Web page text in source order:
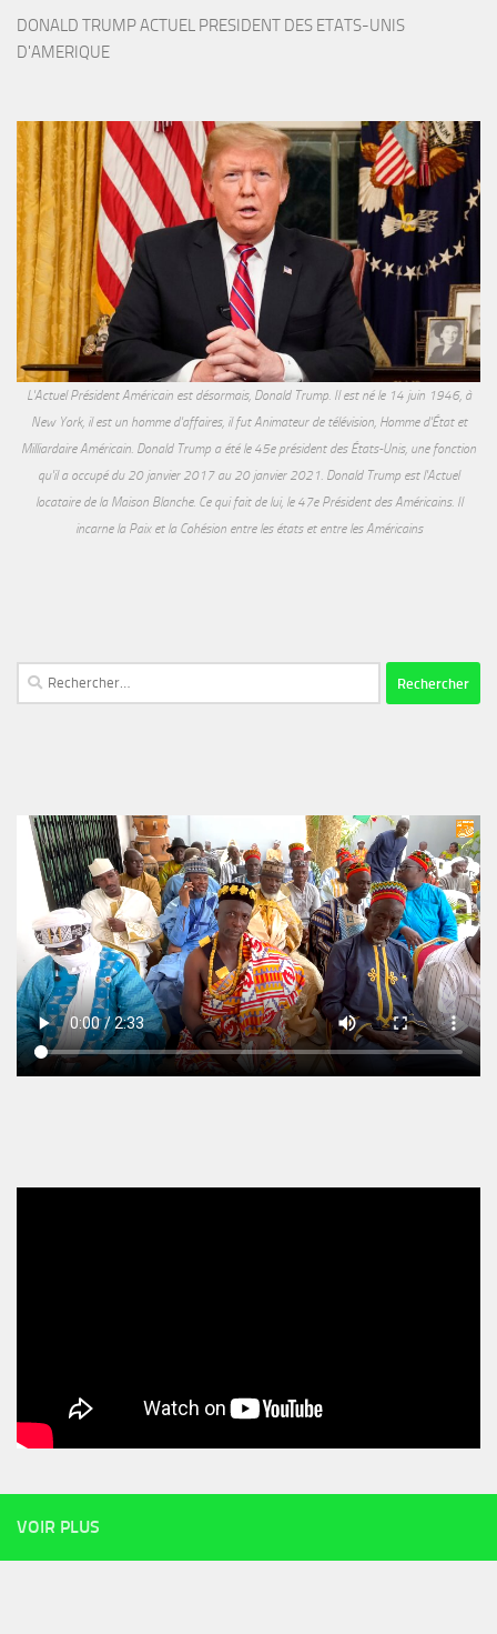
DONALD TRUMP ACTUEL PRESIDENT DES ETATS-UNIS
D'AMERIQUE
L'Actuel Président Américain est désormais, Donald Trump. Il est né le 14 juin 1946, à
New York, il est un homme d'affaires, il fut Animateur de télévision, Homme d'État et
Milliardaire Américain. Donald Trump a été le 45e président des États-Unis, une fonction
qu'il a occupé du 20 janvier 2017 au 20 janvier 2021. Donald Trump est l'Actuel
locataire de la Maison Blanche. Ce qui fait de lui, le 47e Président des Américains. Il
incarne la Paix et la Cohésion entre les états et entre les Américains
Rechercher :
VOIR PLUS